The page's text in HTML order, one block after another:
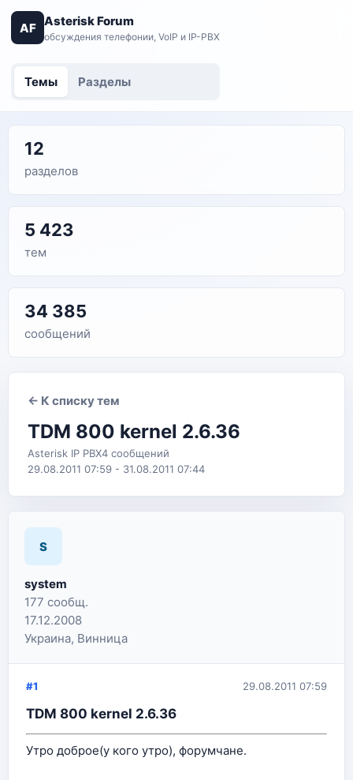
AF Asterisk Forum
обсуждения телефонии, VoIP и IP-PBX
Темы Разделы
12
разделов
5 423
тем
34 385
сообщений
← К списку тем
TDM 800 kernel 2.6.36
Asterisk IP PBX4 сообщений
29.08.2011 07:59 - 31.08.2011 07:44
S
system
177 сообщ.
17.12.2008
Украина, Винница
#1 29.08.2011 07:59
TDM 800 kernel 2.6.36
Утро доброе(у кого утро), форумчане.